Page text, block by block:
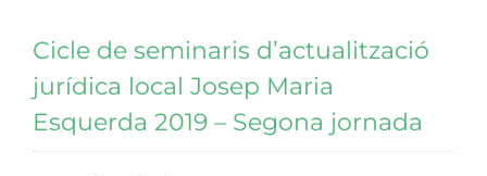
Cicle de seminaris d’actualització
jurídica local Josep Maria
Esquerda 2019 – Segona jornada